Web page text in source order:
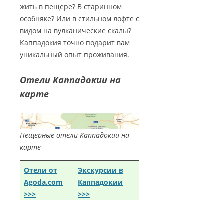
жить в пещере? В старинном
особняке? Или в стильном лофте с
видом на вулканические скалы?
Каппадокия точно подарит вам
уникальный опыт проживания.
Отели Каппадокии на
карте
Пещерные отели Каппадокии на
карте
Отели от
Agoda.com
>>>
Экскурсии в
Каппадокии
>>>